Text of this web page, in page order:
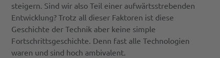
steigern. Sind wir also Teil einer aufwärtsstrebenden
Entwicklung? Trotz all dieser Faktoren ist diese
Geschichte der Technik aber keine simple
Fortschrittsgeschichte. Denn fast alle Technologien
waren und sind hoch ambivalent.